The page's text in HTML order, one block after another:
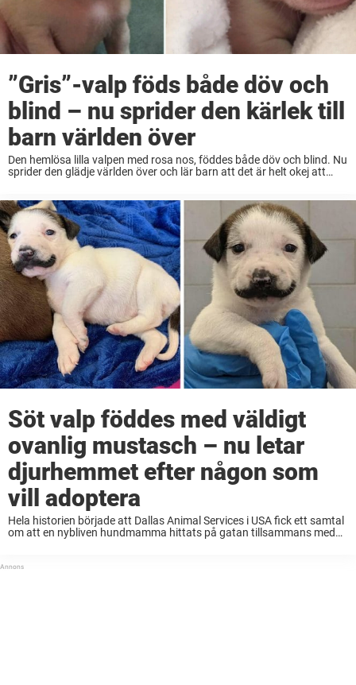
”Gris”-valp föds både döv och
blind – nu sprider den kärlek till
barn världen över
Den hemlösa lilla valpen med rosa nos, föddes både döv och blind. Nu
sprider den glädje världen över och lär barn att det är helt okej att
Söt valp föddes med väldigt
ovanlig mustasch – nu letar
djurhemmet efter någon som
vill adoptera
Hela historien började att Dallas Animal Services i USA fick ett samtal
om att en nybliven hundmamma hittats på gatan tillsammans med